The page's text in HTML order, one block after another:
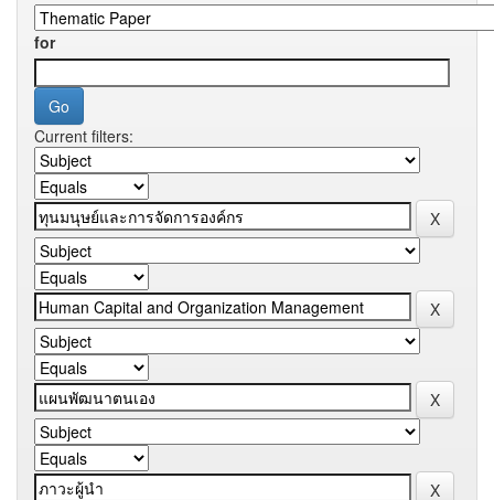
for
Current filters: